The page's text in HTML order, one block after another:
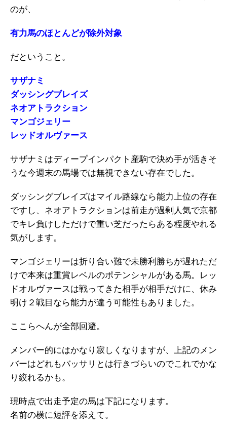
のが、
有力馬のほとんどが除外対象
だということ。
サザナミ
ダッシングブレイズ
ネオアトラクション
マンゴジェリー
レッドオルヴァース
サザナミはディープインパクト産駒で決め手が活きそ
うな今週末の馬場では無視できない存在でした。
ダッシングブレイズはマイル路線なら能力上位の存在
ですし、ネオアトラクションは前走が過剰人気で京都
でキレ負けしただけで重い芝だったらある程度やれる
気がします。
マンゴジェリーは折り合い難で未勝利勝ちが遅れただ
けで本来は重賞レベルのポテンシャルがある馬。レッ
ドオルヴァースは戦ってきた相手が相手だけに、休み
明け２戦目なら能力が違う可能性もありました。
ここらへんが全部回避。
メンバー的にはかなり寂しくなりますが、上記のメン
バーはどれもバッサリとは行きづらいのでこれでかな
り絞れるかも。
現時点で出走予定の馬は下記になります。
名前の横に短評を添えて。